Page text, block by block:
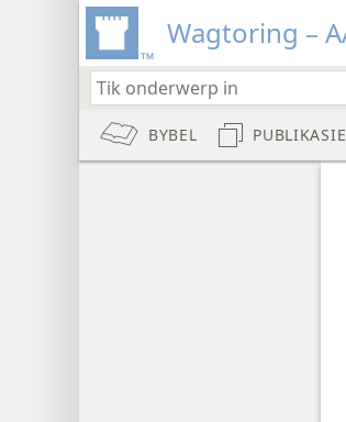
Wagtoring –
BYBEL